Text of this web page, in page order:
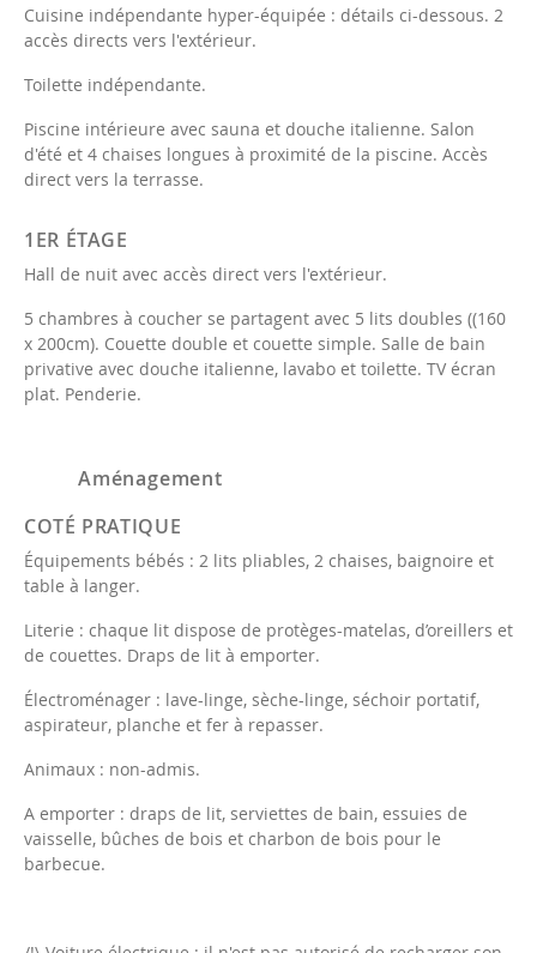
Cuisine indépendante hyper-équipée : détails ci-dessous. 2
accès directs vers l'extérieur.
Toilette indépendante.
Piscine intérieure avec sauna et douche italienne. Salon
d'été et 4 chaises longues à proximité de la piscine. Accès
direct vers la terrasse.
1ER ÉTAGE
Hall de nuit avec accès direct vers l'extérieur.
5 chambres à coucher se partagent avec 5 lits doubles ((160
x 200cm). Couette double et couette simple. Salle de bain
privative avec douche italienne, lavabo et toilette. TV écran
plat. Penderie.
Aménagement
COTÉ PRATIQUE
Équipements bébés : 2 lits pliables, 2 chaises, baignoire et
table à langer.
Literie : chaque lit dispose de protèges-matelas, d’oreillers et
de couettes. Draps de lit à emporter.
Électroménager : lave-linge, sèche-linge, séchoir portatif,
aspirateur, planche et fer à repasser.
Animaux : non-admis.
A emporter : draps de lit, serviettes de bain, essuies de
vaisselle, bûches de bois et charbon de bois pour le
barbecue.